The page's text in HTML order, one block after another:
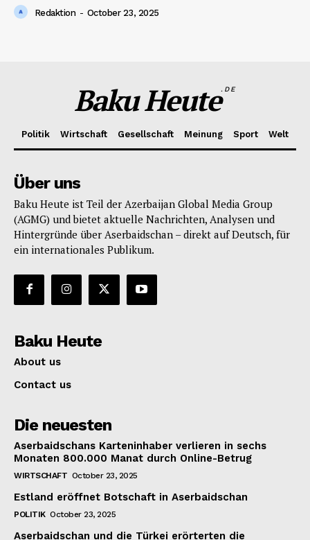
Redaktion - October 23, 2025
Baku Heute.DE
Politik Wirtschaft Gesellschaft Meinung Sport Welt
Über uns
Baku Heute ist Teil der Azerbaijan Global Media Group
(AGMG) und bietet aktuelle Nachrichten, Analysen und
Hintergründe über Aserbaidschan – direkt auf Deutsch, für
ein internationales Publikum.
Baku Heute
About us
Contact us
Die neuesten
Aserbaidschans Karteninhaber verlieren in sechs
Monaten 800.000 Manat durch Online-Betrug
WIRTSCHAFT October 23, 2025
Estland eröffnet Botschaft in Aserbaidschan
POLITIK October 23, 2025
Aserbaidschan und die Türkei erörterten die